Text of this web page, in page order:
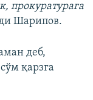
прокуратурага
Шарипов.
деб,
қарзга